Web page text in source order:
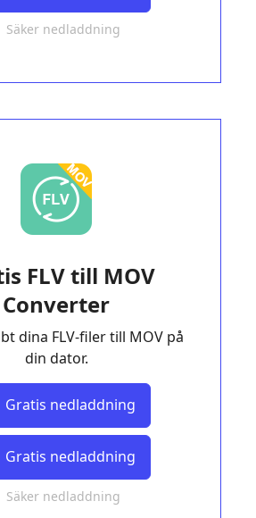
Säker nedladdning
FLV till MOV
Converter
dina FLV-filer till MOV på
din dator.
Gratis nedladdning
Gratis nedladdning
Säker nedladdning